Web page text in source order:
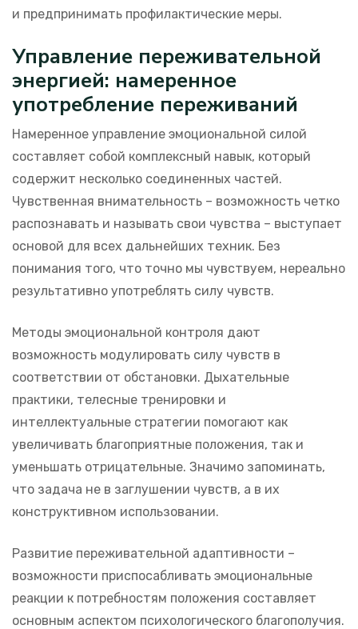
и предпринимать профилактические меры.
Управление переживательной
энергией: намеренное
употребление переживаний
Намеренное управление эмоциональной силой
составляет собой комплексный навык, который
содержит несколько соединенных частей.
Чувственная внимательность – возможность четко
распознавать и называть свои чувства – выступает
основой для всех дальнейших техник. Без
понимания того, что точно мы чувствуем, нереально
результативно употреблять силу чувств.
Методы эмоциональной контроля дают
возможность модулировать силу чувств в
соответствии от обстановки. Дыхательные
практики, телесные тренировки и
интеллектуальные стратегии помогают как
увеличивать благоприятные положения, так и
уменьшать отрицательные. Значимо запоминать,
что задача не в заглушении чувств, а в их
конструктивном использовании.
Развитие переживательной адаптивности –
возможности приспосабливать эмоциональные
реакции к потребностям положения составляет
основным аспектом психологического благополучия.